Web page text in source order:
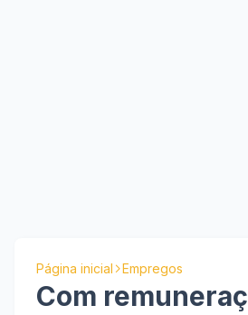
Página inicial Empregos
Com